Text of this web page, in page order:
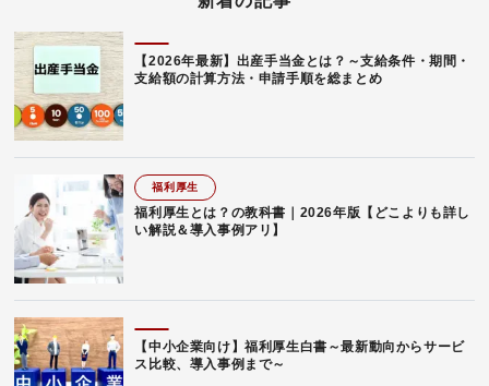
【2026年最新】出産手当金とは？～支給条件・期間・
支給額の計算方法・申請手順を総まとめ
福利厚生
福利厚生とは？の教科書｜2026年版【どこよりも詳し
い解説＆導入事例アリ】
【中小企業向け】福利厚生白書～最新動向からサービ
ス比較、導入事例まで～